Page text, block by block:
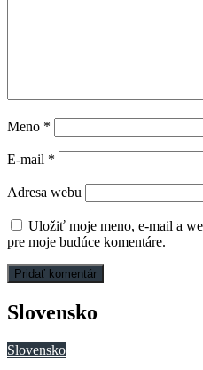
Meno *
E-mail *
Adresa webu
Uložiť moje meno, e-mail a
pre moje budúce komentáre.
Slovensko
Slovensko